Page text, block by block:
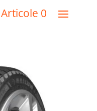
Articole 0